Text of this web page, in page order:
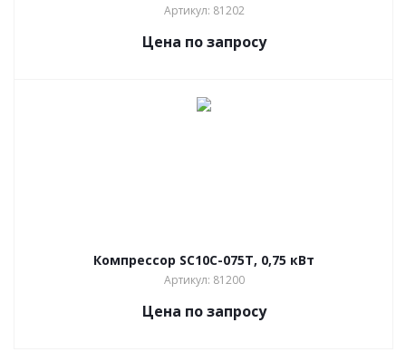
Артикул: 81202
Цена по запросу
Компрессор SC10C-075T, 0,75 кВт
Артикул: 81200
Цена по запросу